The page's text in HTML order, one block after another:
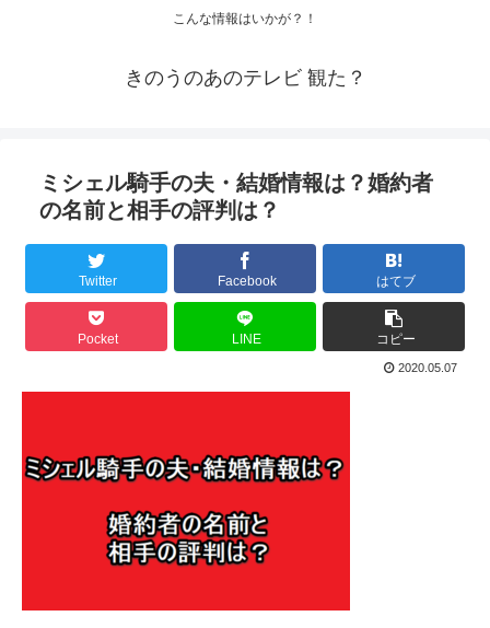
こんな情報はいかが？！
きのうのあのテレビ 観た？
ミシェル騎手の夫・結婚情報は？婚約者
の名前と相手の評判は？
Twitter Facebook はてブ
Pocket LINE コピー
2020.05.07